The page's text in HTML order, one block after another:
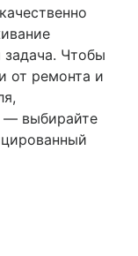
Чтобы
от ремонта и
— выбирайте